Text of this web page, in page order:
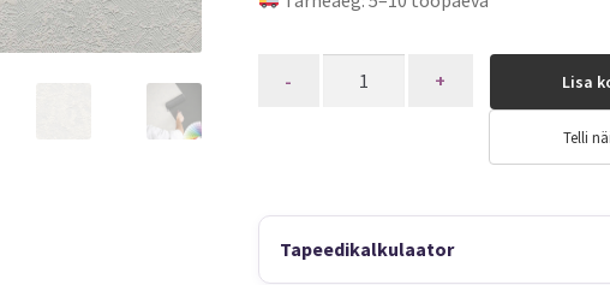
Lisa
Telli
Tapeedikalkulaator